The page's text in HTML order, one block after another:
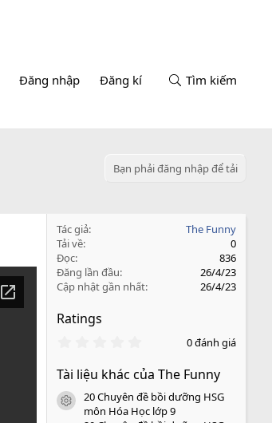
Đăng nhập Đăng kí Tìm kiếm
Bạn phải đăng nhập để tải
Tác giả
The Funny
Tải về
0
Đọc
836
Đăng lần đầu
26/4/23
Cập nhật gần nhất
26/4/23
Ratings
0
0
s
a
o
0 đánh giá
Tài liệu khác của The Funny
icon tài liệu
20 Chuyên đề bồi dưỡng HSG
môn Hóa Học lớp 9